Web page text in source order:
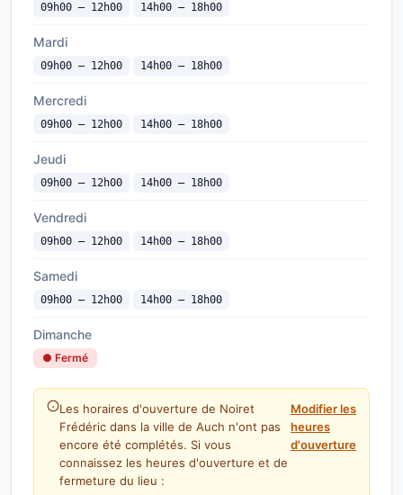
09h00 — 12h00 14h00 — 18h00
Mardi
09h00 — 12h00 14h00 — 18h00
Mercredi
09h00 — 12h00 14h00 — 18h00
Jeudi
09h00 — 12h00 14h00 — 18h00
Vendredi
09h00 — 12h00 14h00 — 18h00
Samedi
09h00 — 12h00 14h00 — 18h00
Dimanche
● Fermé
Les horaires d'ouverture de Noiret
Frédéric dans la ville de Auch n'ont pas
encore été complétés. Si vous
connaissez les heures d'ouverture et de
fermeture du lieu :
Modifier les
heures
d'ouverture